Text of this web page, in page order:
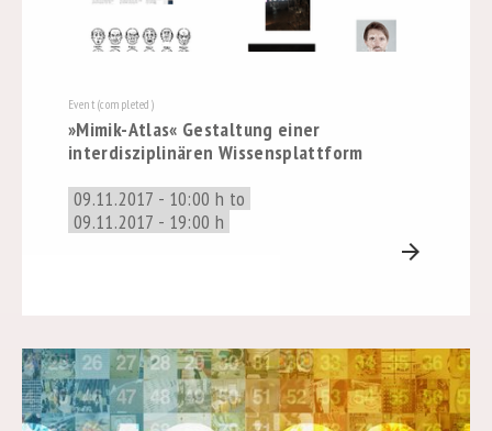
Event (completed)
»Mimik-Atlas« Gestaltung einer
interdisziplinären Wissensplattform
09.11.2017 - 10:00 h to
09.11.2017 - 19:00 h
arrow_forward